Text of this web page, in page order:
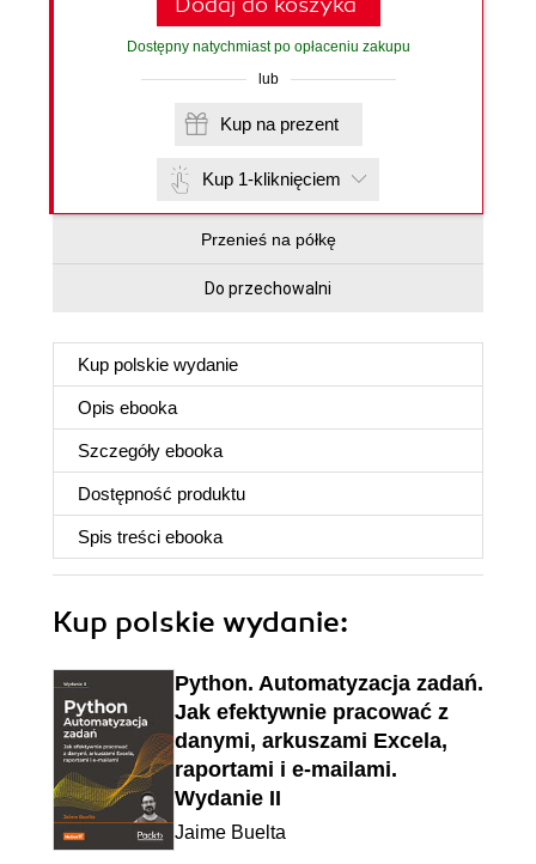
Dostępny natychmiast po opłaceniu zakupu
lub
Kup na prezent
Kup 1-kliknięciem
Przenieś na półkę
Do przechowalni
Kup polskie wydanie
Opis ebooka
Szczegóły ebooka
Dostępność produktu
Spis treści ebooka
Kup polskie wydanie:
Python. Automatyzacja zadań.
Jak efektywnie pracować z
danymi, arkuszami Excela,
raportami i e-mailami.
Wydanie II
Jaime Buelta